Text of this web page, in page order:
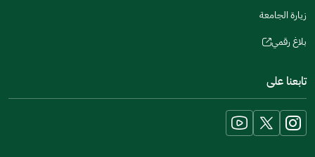
زيارة الجامعة
بلاغ رقمي
(opens
new
window)
تابعنا على